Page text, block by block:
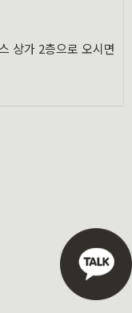
상가 2층으로 오시면